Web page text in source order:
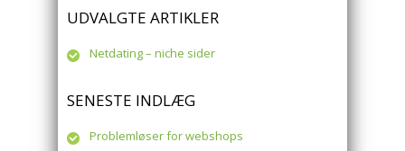
UDVALGTE ARTIKLER
Netdating – niche sider
SENESTE INDLÆG
Problemløser for webshops